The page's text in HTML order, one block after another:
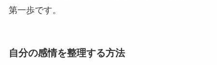
第一歩です。
自分の感情を整理する方法